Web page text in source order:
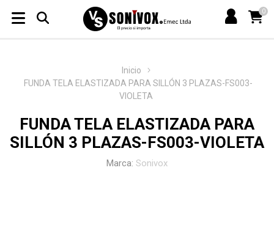
0
Inicio
FUNDA TELA ELASTIZADA PARA SILLÓN 3 PLAZAS-FS003-
VIOLETA
FUNDA TELA ELASTIZADA PARA
SILLÓN 3 PLAZAS-FS003-VIOLETA
Marca: Sonivox